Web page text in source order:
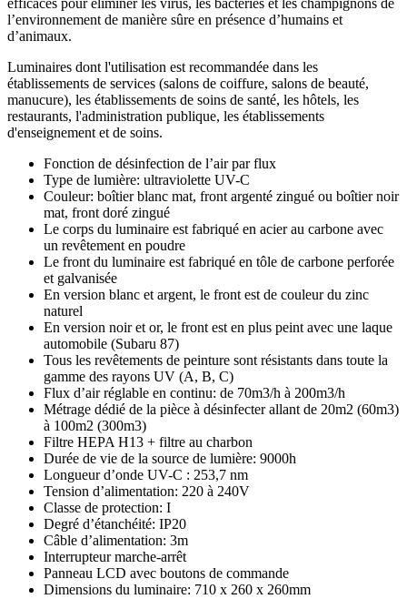
efficaces pour éliminer les virus, les bactéries et les champignons de
l’environnement de manière sûre en présence d’humains et
d’animaux.
Luminaires dont l'utilisation est recommandée dans les
établissements de services (salons de coiffure, salons de beauté,
manucure), les établissements de soins de santé, les hôtels, les
restaurants, l'administration publique, les établissements
d'enseignement et de soins.
Fonction de désinfection de l’air par flux
Type de lumière: ultraviolette UV-C
Couleur: boîtier blanc mat, front argenté zingué ou boîtier noir
mat, front doré zingué
Le corps du luminaire est fabriqué en acier au carbone avec
un revêtement en poudre
Le front du luminaire est fabriqué en tôle de carbone perforée
et galvanisée
En version blanc et argent, le front est de couleur du zinc
naturel
En version noir et or, le front est en plus peint avec une laque
automobile (Subaru 87)
Tous les revêtements de peinture sont résistants dans toute la
gamme des rayons UV (A, B, C)
Flux d’air réglable en continu: de 70m3/h à 200m3/h
Métrage dédié de la pièce à désinfecter allant de 20m2 (60m3)
à 100m2 (300m3)
Filtre HEPA H13 + filtre au charbon
Durée de vie de la source de lumière: 9000h
Longueur d’onde UV-C : 253,7 nm
Tension d’alimentation: 220 à 240V
Classe de protection: I
Degré d’étanchéité: IP20
Câble d’alimentation: 3m
Interrupteur marche-arrêt
Panneau LCD avec boutons de commande
Dimensions du luminaire: 710 x 260 x 260mm